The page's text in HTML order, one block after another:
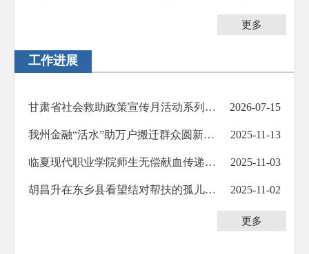
乡村振兴
更多
工作进展
甘肃省社会救助政策宣传月活动系列报道———临夏州“甘心救助守初心·肃度相助暖河州”社会救助政策宣传月... 2026-07-15
我州金融“活水”助万户搬迁群众圆新居梦 2025-11-13
临夏现代职业学院师生无偿献血传递爱心 2025-11-03
胡昌升在东乡县看望结对帮扶的孤儿和孤寡老人 2025-11-02
更多